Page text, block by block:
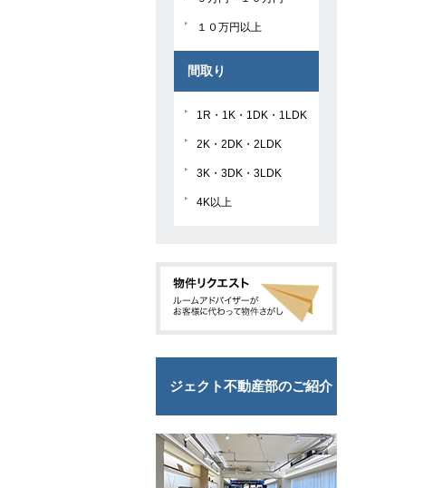
１０万円以上
間取り
1R・1K・1DK・1LDK
2K・2DK・2LDK
3K・3DK・3LDK
4K以上
ジェクト不動産部のご紹介